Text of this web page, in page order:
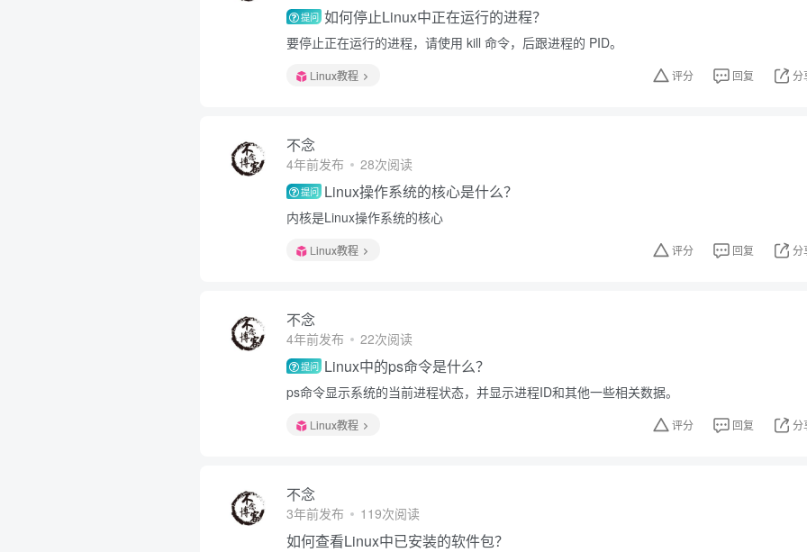
提问 如何停止Linux中正在运行的进程？
要停止正在运行的进程，请使用 kill 命令，后跟进程的 PID。
Linux教程 评分 回复 分
不念
4年前发布 28次阅读
提问 Linux操作系统的核心是什么？
内核是Linux操作系统的核心
Linux教程 评分 回复 分
不念
4年前发布 22次阅读
提问 Linux中的ps命令是什么？
ps命令显示系统的当前进程状态，并显示进程ID和其他一些相关数据。
Linux教程 评分 回复 分
不念
3年前发布 119次阅读
如何查看Linux中已安装的软件包？